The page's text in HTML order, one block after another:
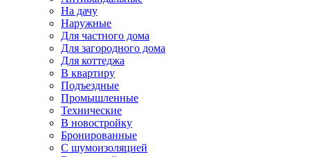
На дачу
Наружные
Для частного дома
Для загородного дома
Для коттеджа
В квартиру
Подъездные
Промышленные
Технические
В новостройку
Бронированные
С шумоизоляцией